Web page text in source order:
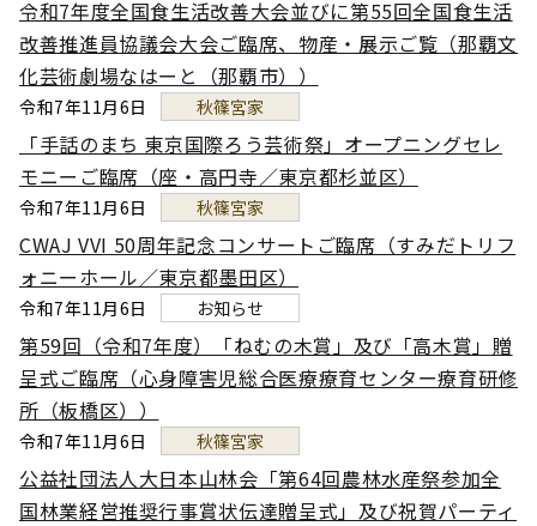
令和7年度全国食生活改善大会並びに第55回全国食生活
改善推進員協議会大会ご臨席、物産・展示ご覧（那覇文
化芸術劇場なはーと（那覇市））
令和7年11月6日 秋篠宮家
「手話のまち 東京国際ろう芸術祭」オープニングセレ
モニーご臨席（座・高円寺／東京都杉並区）
令和7年11月6日 秋篠宮家
CWAJ VVI 50周年記念コンサートご臨席（すみだトリフ
ォニーホール／東京都墨田区）
令和7年11月6日 お知らせ
第59回（令和7年度）「ねむの木賞」及び「高木賞」贈
呈式ご臨席（心身障害児総合医療療育センター療育研修
所（板橋区））
令和7年11月6日 秋篠宮家
公益社団法人大日本山林会「第64回農林水産祭参加全
国林業経営推奨行事賞状伝達贈呈式」及び祝賀パーティ